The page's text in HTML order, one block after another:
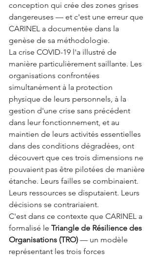
conception qui crée des zones grises
dangereuses — et c'est une erreur que
CARINEL a documentée dans la
genèse de sa méthodologie.
La crise COVID-19 l'a illustré de
manière particulièrement saillante. Les
organisations confrontées
simultanément à la protection
physique de leurs personnels, à la
gestion d'une crise sans précédent
dans leur fonctionnement, et au
maintien de leurs activités essentielles
dans des conditions dégradées, ont
découvert que ces trois dimensions ne
pouvaient pas être pilotées de manière
étanche. Leurs failles se combinaient.
Leurs ressources se disputaient. Leurs
décisions se contrariaient.
C'est dans ce contexte que CARINEL a
formalisé le Triangle de Résilience des
Organisations (TRO) — un modèle
représentant les trois forces